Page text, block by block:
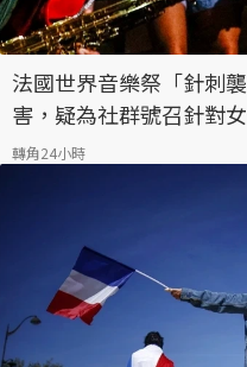
法國世界音樂祭「針刺
害，疑為社群號召針對
轉角24小時